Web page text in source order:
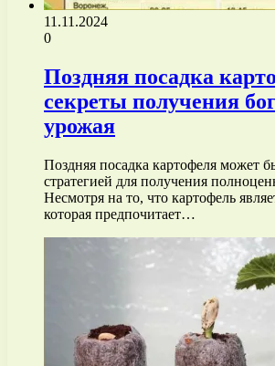
11.11.2024
0
Поздняя посадка
секреты получения
урожая
Поздняя посадка картофеля может
стратегией для получения
Несмотря на то, что картофель
которая предпочитает…